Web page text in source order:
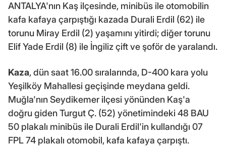
ANTALYA'nın Kaş ilçesinde, minibüs ile otomobilin
kafa kafaya çarpıştığı kazada Durali Erdil (62) ile
torunu Miray Erdil (2) yaşamını yitirdi; diğer torunu
Elif Yade Erdil (8) ile İngiliz çift ve şoför de yaralandı.
Kaza, dün saat 16.00 sıralarında, D-400 kara yolu
Yeşilköy Mahallesi geçişinde meydana geldi.
Muğla'nın Seydikemer ilçesi yönünden Kaş'a
doğru giden Turgut Ç. (52) yönetimindeki 48 BAU
50 plakalı minibüs ile Durali Erdil'in kullandığı 07
FPL 74 plakalı otomobil, kafa kafaya çarpıştı.